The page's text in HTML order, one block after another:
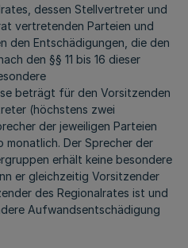
dessen Stellvertreter und
vertretenden Parteien und
den Entschädigungen, die den
den §§ 11 bis 16 dieser
beträgt für den Vorsitzenden
(höchstens zwei
der jeweiligen Parteien
monatlich. Der Sprecher der
erhält keine besondere
er gleichzeitig Vorsitzender
des Regionalrates ist und
Aufwandsentschädigung